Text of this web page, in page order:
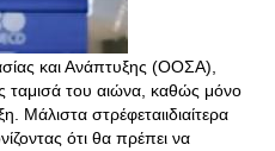
και Ανάπτυξης (ΟΟΣΑ),
ταμισά του αιώνα, καθώς μόνο
Μάλιστα στρέφεταιιδιαίτερα
ότι θα πρέπει να